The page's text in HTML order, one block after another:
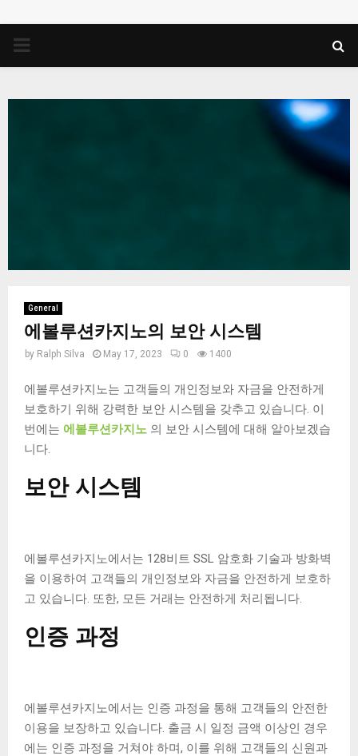
PRIMARY
General
에볼루션카지노의 보안 시스템
by Ralph Silva May 17, 2023 0 1400
에볼루션카지노는 고객들의 개인정보와 자금을 안전하게
보호하기 위해 강력한 보안 시스템을 갖추고 있습니다. 이
번에는 에볼루션카지노 의 보안 시스템에 대해 알아보겠습
니다.
보안 시스템
에볼루션카지노에서는 128비트 SSL 암호화 기술과 방화벽
을 이용하여 고객들의 개인정보와 자금을 안전하게 보호하
고 있습니다. 또한, 모든 거래는 안전하게 처리됩니다.
인증 과정
에볼루션카지노에서는 인증 과정을 통해 고객들의 안전한
이용을 보장하고 있습니다. 출금 시 일정 금액 이상인 경우
에는 인증 과정을 거쳐야 하며, 이를 위해 고객들의 신원과